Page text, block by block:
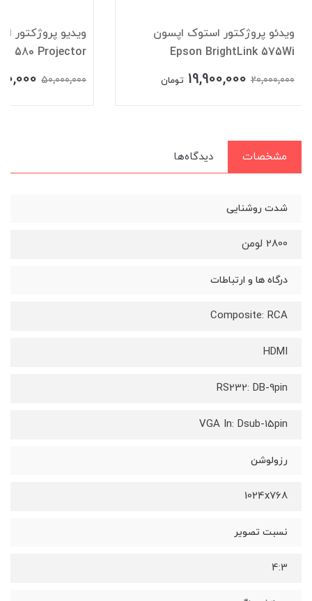
ویدئو پروژکتور استوک اپسون
Epson BrightLink 575Wi
20,000,000
19,900,000 تومان
ویدیو پروژکتور
580 Projector
50,000,000
مشخصات دیدگاه‌ها
شدت روشنایی
2800 لومن
درگاه ها و ارتباطات
Composite: RCA
HDMI
RS232: DB-9pin
VGA In: Dsub-15pin
رزولوشن
1024x768
نسبت تصویر
4:3